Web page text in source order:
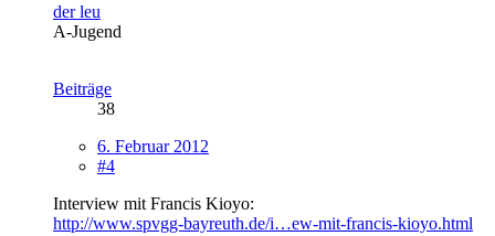
der leu
A-Jugend
Beiträge
38
6. Februar 2012
#4
Interview mit Francis Kioyo:
http://www.spvgg-bayreuth.de/i…ew-mit-francis-kioyo.html